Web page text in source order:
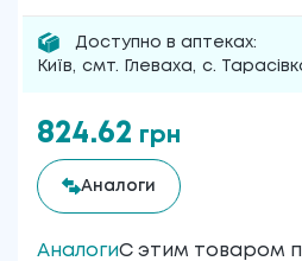
Доступно в аптеках:
Київ, смт. Глеваха, с.
824.62 грн
Аналоги
АналогиС этим товаром